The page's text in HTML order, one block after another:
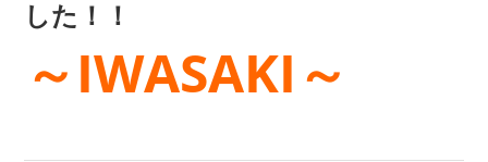
した！！
～IWASAKI～